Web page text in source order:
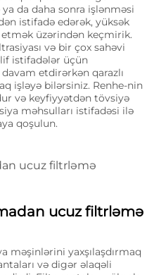
da daha sonra işlənməsi
istifadə edərək, yüksək
üzərindən keçmirik.
və bir çox sahəvi
istifadələr üçün
etdirərkən qarazlı
işləyə bilərsiniz. Renhe-nin
və keyfiyyətdən tövsiyə
məhsulları istifadəsi ilə
qoşulun.
ucuz filtrləmə
məşinlərini yaxşılaşdırmaq
və digər əlaqəli